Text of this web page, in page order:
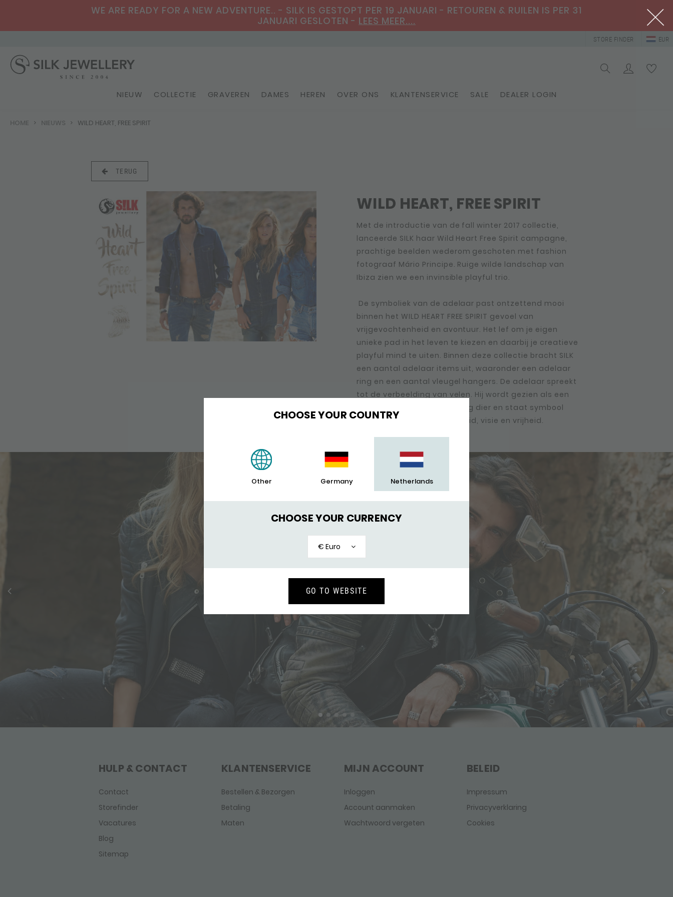
CHOOSE YOUR COUNTRY
Other Germany Netherlands
CHOOSE YOUR CURRENCY
€ Euro
GO TO WEBSITE
WE ARE READY FOR A NEW ADVENTURE.. - SILK IS GESTOPT PER 19 JANUARI - RETOUREN & RUILEN IS PER 31
JANUARI GESLOTEN - LEES MEER....
STORE FINDER EUR
NIEUW COLLECTIE GRAVEREN DAMES HEREN OVER ONS KLANTENSERVICE SALE DEALER LOGIN
HOME NIEUWS WILD HEART, FREE SPIRIT
TERUG
WILD HEART, FREE SPIRIT
Met de introductie van de fall winter 2017 collectie,
lanceerde SILK haar Wild Heart Free Spirit campagne,
prachtige beelden wederom geschoten met fashion
fotograaf Mário Principe. Ruige wilde landschap van
Ibiza zien we een invinsible playful trio.
De symboliek van de adelaar past ontzettend mooi
binnen het WILD HEART FREE SPIRIT gevoel van
vrijgevochtenheid en avontuur. Het lef om je eigen
unieke pad in het leven te kiezen en daarbij je creatieve
playful mind te uiten. Binnen deze collectie bracht SILK
een aantal adelaar items uit, waaronder een adelaar
ring en een aantal vleugel hangers. De adelaar spreekt
tot de verbeelding van velen. Hij wordt gezien als een
sterk, moedig, en zelfstandig dier en staat symbool
voor kracht, onafhankelijkheid, visie en vrijheid.
HULP & CONTACT
Contact
Storefinder
Vacatures
Blog
Sitemap
KLANTENSERVICE
Bestellen & Bezorgen
Betaling
Maten
MIJN ACCOUNT
Inloggen
Account aanmaken
Wachtwoord vergeten
BELEID
Impressum
Privacyverklaring
Cookies